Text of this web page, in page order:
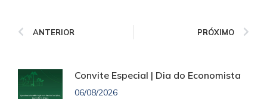
ANTERIOR PRÓXIMO
Convite Especial | Dia do Economista
06/08/2026